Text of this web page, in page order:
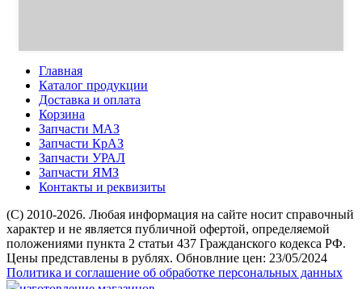
Главная
Каталог продукции
Доставка и оплата
Корзина
Запчасти МАЗ
Запчасти КрАЗ
Запчасти УРАЛ
Запчасти ЯМЗ
Контакты и реквизиты
(C) 2010-2026. Любая информация на сайте носит справочный
характер и не является публичной офертой, определяемой
положениями пункта 2 статьи 437 Гражданского кодекса РФ.
Цены представлены в рублях. Обновлние цен: 23/05/2024
Политика и соглашение об обработке персональных данных